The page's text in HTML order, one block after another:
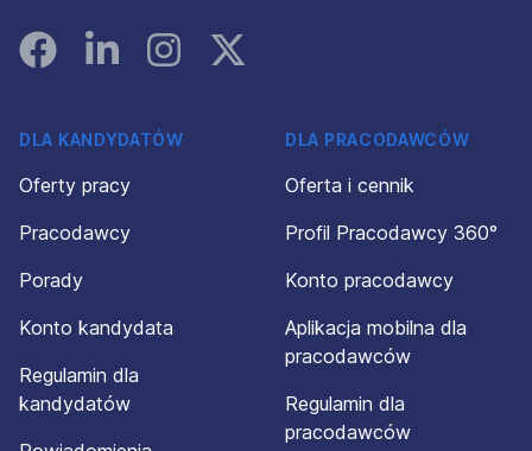
FacebookLinked InInstagramInstagram
DLA KANDYDATÓW
Oferty pracy
Pracodawcy
Porady
Konto kandydata
Regulamin dla
kandydatów
DLA PRACODAWCÓW
Oferta i cennik
Profil Pracodawcy 360°
Konto pracodawcy
Aplikacja mobilna dla
pracodawców
Regulamin dla
pracodawców